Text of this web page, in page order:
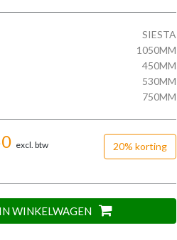
SIESTA
1050MM
450MM
530MM
750MM
excl. btw 20% korting
IN WINKELWAGEN